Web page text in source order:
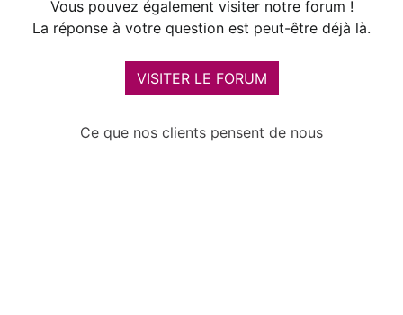
Vous pouvez également visiter notre forum !
La réponse à votre question est peut-être déjà là.
VISITER LE FORUM
Ce que nos clients pensent de nous